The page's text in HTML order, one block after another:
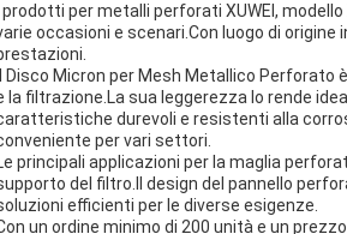
prodotti per metalli perforati XUWEI,
occasioni e scenari.Con luogo di
Disco Micron per Mesh Metallico
la filtrazione.La sua leggerezza lo rende
durevoli e resistenti alla
per vari settori.
principali applicazioni per la maglia
del filtro.Il design del pannello
efficienti per le diverse esigenze.
un ordine minimo di 200 unità e un